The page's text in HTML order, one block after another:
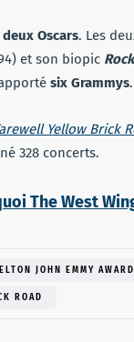
deux Oscars. Les
et son biopic
six Grammys.
Yellow Brick
328 concerts.
The West
ELTON JOHN EMMY
ROAD